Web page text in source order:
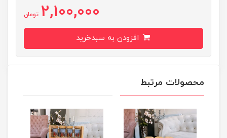
2,100,000 تومان
محصولات مرتبط